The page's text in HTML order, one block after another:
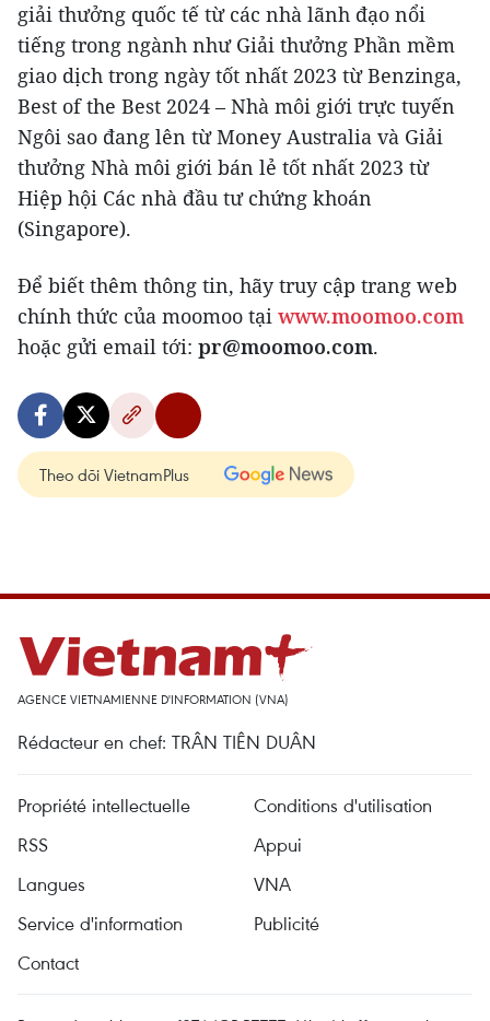
giải thưởng quốc tế từ các nhà lãnh đạo nổi
tiếng trong ngành như Giải thưởng Phần mềm
giao dịch trong ngày tốt nhất 2023 từ Benzinga,
Best of the Best 2024 – Nhà môi giới trực tuyến
Ngôi sao đang lên từ Money Australia và Giải
thưởng Nhà môi giới bán lẻ tốt nhất 2023 từ
Hiệp hội Các nhà đầu tư chứng khoán
(Singapore).
Để biết thêm thông tin, hãy truy cập trang web
chính thức của moomoo tại www.moomoo.com
hoặc gửi email tới: pr@moomoo.com.
Theo dõi VietnamPlus
AGENCE VIETNAMIENNE D'INFORMATION (VNA)
Rédacteur en chef: TRÂN TIÊN DUÂN
Propriété intellectuelle
Conditions d'utilisation
RSS
Appui
Langues
VNA
Service d'information
Publicité
Contact